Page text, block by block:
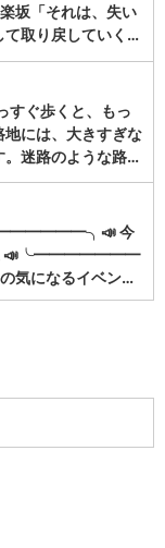
坂「それは、失い
て取り戻していく…
すぐ歩くと、もっ
には、大きすぎな
。迷路のような路…
今
選 📣╰━━━━━━━
になるイベン…